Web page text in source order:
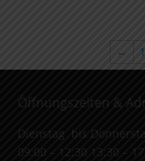
← 1
Öffnungszeiten &
Dienstag bis
09:00 – 12:30 13:30 –